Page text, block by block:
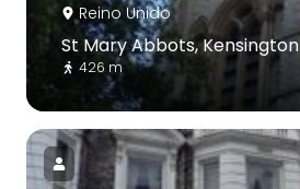
Reino Unido
St Mary Abbots, Kensington
426 m